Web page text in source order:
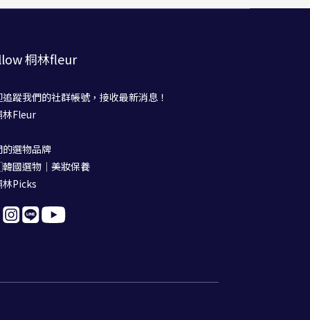
桐林fleur
蹤我們的社群帳號，接收最新消息！
林Fleur
的選物品牌
國選物｜美妝保養
林Picks